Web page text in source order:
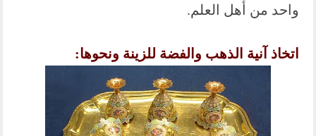
واحد من أهل العلم.
اتخاذ آنية الذهب والفضة للزينة ونحوها: